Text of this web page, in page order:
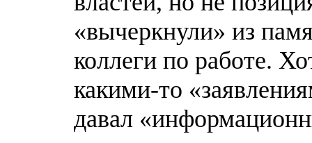
«вычеркнули» из
коллеги по работе.
какими-то
давал